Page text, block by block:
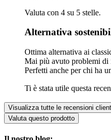
Valuta con 4 su 5 stelle.
Alternativa
Ottima alternativa ai
Mai più avuto problemi di
Perfetti anche per chi ha
Ti è stata utile questa
Visualizza tutte le recensioni
Valuta questo prodotto